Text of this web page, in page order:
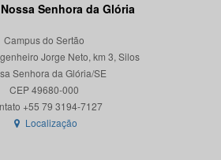
Senhora da Glória
Campus do Sertão
Jorge Neto, km 3, Silos
Senhora da Glória/SE
CEP 49680-000
Contato +55 79 3194-7127
Localização